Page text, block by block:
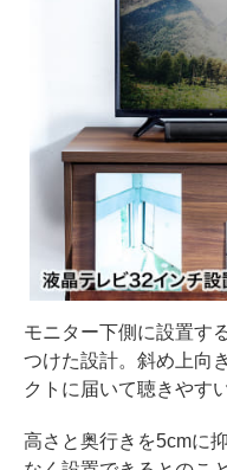
モニター下側に設置す
つけた設計。斜め上向
クトに届いて聴きやす
高さと奥行きを5cmに